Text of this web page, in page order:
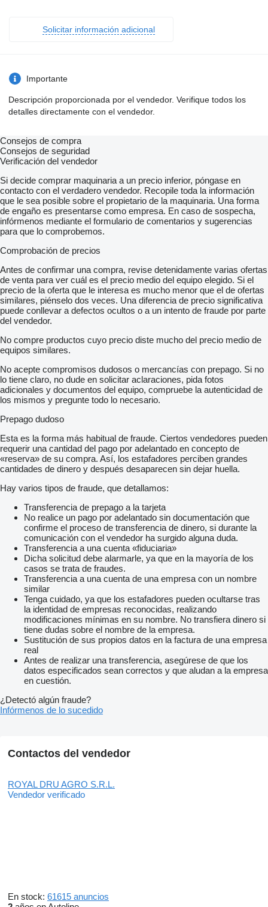
Solicitar información adicional
Importante
Descripción proporcionada por el vendedor. Verifique todos los
detalles directamente con el vendedor.
Consejos de compra
Consejos de seguridad
Verificación del vendedor
Si decide comprar maquinaria a un precio inferior, póngase en
contacto con el verdadero vendedor. Recopile toda la información
que le sea posible sobre el propietario de la maquinaria. Una forma
de engaño es presentarse como empresa. En caso de sospecha,
infórmenos mediante el formulario de comentarios y sugerencias
para que lo comprobemos.
Comprobación de precios
Antes de confirmar una compra, revise detenidamente varias ofertas
de venta para ver cuál es el precio medio del equipo elegido. Si el
precio de la oferta que le interesa es mucho menor que el de ofertas
similares, piénselo dos veces. Una diferencia de precio significativa
puede conllevar a defectos ocultos o a un intento de fraude por parte
del vendedor.
No compre productos cuyo precio diste mucho del precio medio de
equipos similares.
No acepte compromisos dudosos o mercancías con prepago. Si no
lo tiene claro, no dude en solicitar aclaraciones, pida fotos
adicionales y documentos del equipo, compruebe la autenticidad de
los mismos y pregunte todo lo necesario.
Prepago dudoso
Esta es la forma más habitual de fraude. Ciertos vendedores pueden
requerir una cantidad del pago por adelantado en concepto de
«reserva» de su compra. Así, los estafadores perciben grandes
cantidades de dinero y después desaparecen sin dejar huella.
Hay varios tipos de fraude, que detallamos:
Transferencia de prepago a la tarjeta
No realice un pago por adelantado sin documentación que
confirme el proceso de transferencia de dinero, si durante la
comunicación con el vendedor ha surgido alguna duda.
Transferencia a una cuenta «fiduciaria»
Dicha solicitud debe alarmarle, ya que en la mayoría de los
casos se trata de fraudes.
Transferencia a una cuenta de una empresa con un nombre
similar
Tenga cuidado, ya que los estafadores pueden ocultarse tras
la identidad de empresas reconocidas, realizando
modificaciones mínimas en su nombre. No transfiera dinero si
tiene dudas sobre el nombre de la empresa.
Sustitución de sus propios datos en la factura de una empresa
real
Antes de realizar una transferencia, asegúrese de que los
datos especificados sean correctos y que aludan a la empresa
en cuestión.
¿Detectó algún fraude?
Infórmenos de lo sucedido
Contactos del vendedor
ROYAL DRU AGRO S.R.L.
Vendedor verificado
En stock: 61615 anuncios